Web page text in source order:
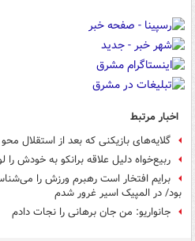
اخبار مرتبط
گلایه‌های بازیکنی که بعد از استقلال
ربیع‌خواه دلیل علاقه برانکو به خودش را
برایم افتخار است رهبرم ورزش را
بود/ در المپیک اسیر غرور شدم
جانواریو: من جان برهانی را نجات دادم